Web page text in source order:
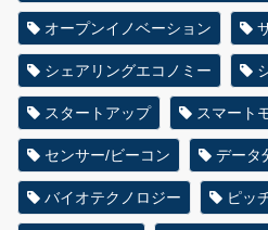
オープンイノベーション
シェアリングエコノミー
スタートアップ スマート
センサー/ビーコン データ
バイオテクノロジー ピッ